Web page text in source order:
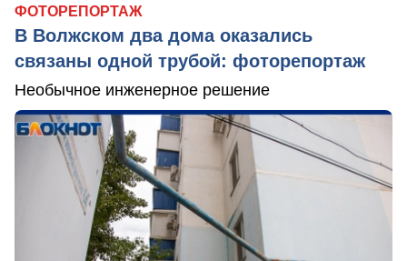
ФОТОРЕПОРТАЖ
В Волжском два дома оказались
связаны одной трубой: фоторепортаж
Необычное инженерное решение